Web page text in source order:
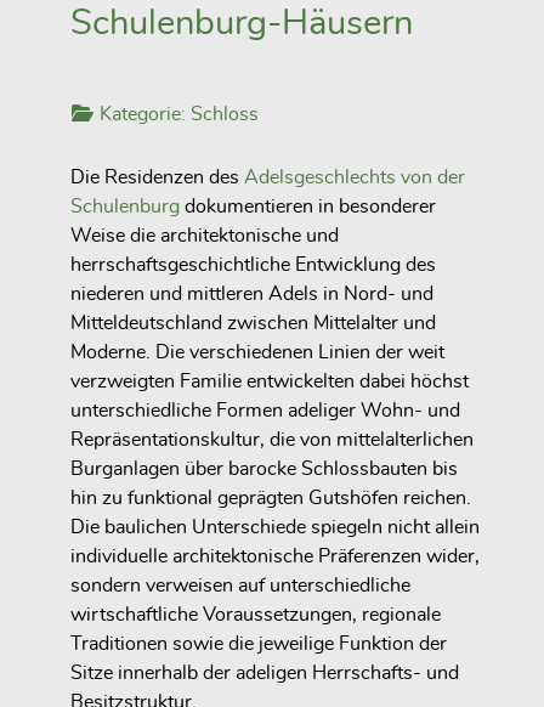
Schulenburg-Häusern
Kategorie: Schloss
Die Residenzen des Adelsgeschlechts von der
Schulenburg dokumentieren in besonderer
Weise die architektonische und
herrschaftsgeschichtliche Entwicklung des
niederen und mittleren Adels in Nord- und
Mitteldeutschland zwischen Mittelalter und
Moderne. Die verschiedenen Linien der weit
verzweigten Familie entwickelten dabei höchst
unterschiedliche Formen adeliger Wohn- und
Repräsentationskultur, die von mittelalterlichen
Burganlagen über barocke Schlossbauten bis
hin zu funktional geprägten Gutshöfen reichen.
Die baulichen Unterschiede spiegeln nicht allein
individuelle architektonische Präferenzen wider,
sondern verweisen auf unterschiedliche
wirtschaftliche Voraussetzungen, regionale
Traditionen sowie die jeweilige Funktion der
Sitze innerhalb der adeligen Herrschafts- und
Besitzstruktur.